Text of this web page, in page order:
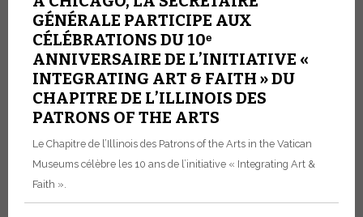
GÉNÉRALE PARTICIPE AUX
CÉLÉBRATIONS DU 10ᵉ
ANNIVERSAIRE DE L’INITIATIVE «
INTEGRATING ART & FAITH » DU
CHAPITRE DE L’ILLINOIS DES
PATRONS OF THE ARTS
Le Chapitre de l’Illinois des Patrons of the Arts in the Vatican
Museums célèbre les 10 ans de l’initiative « Integrating Art &
Faith ».